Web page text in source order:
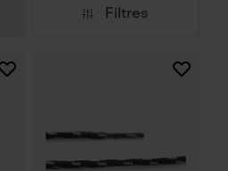
Filtres